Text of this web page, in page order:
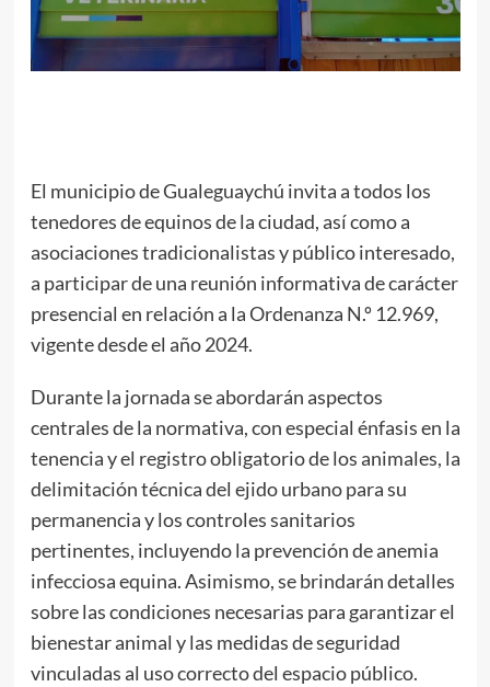
El municipio de Gualeguaychú invita a todos los
tenedores de equinos de la ciudad, así como a
asociaciones tradicionalistas y público interesado,
a participar de una reunión informativa de carácter
presencial en relación a la Ordenanza N.º 12.969,
vigente desde el año 2024.
Durante la jornada se abordarán aspectos
centrales de la normativa, con especial énfasis en la
tenencia y el registro obligatorio de los animales, la
delimitación técnica del ejido urbano para su
permanencia y los controles sanitarios
pertinentes, incluyendo la prevención de anemia
infecciosa equina. Asimismo, se brindarán detalles
sobre las condiciones necesarias para garantizar el
bienestar animal y las medidas de seguridad
vinculadas al uso correcto del espacio público.